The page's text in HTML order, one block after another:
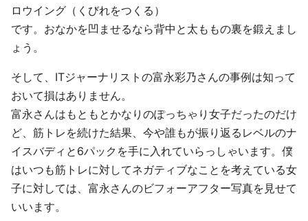
ロウイング（くびれをつくる）
です。おなかを凹ませるなら背中と太ももの裏を鍛えまし
ょう。
そして、ITジャーナリストの富永彩乃さんの事例は知って
おいて損はありません。
富永さんはもともとかなりのぽっちゃり女子だったのだけ
ど、筋トレを続けた結果、今や誰もが振り返るレベルのナ
イスバディと6パックを手に入れていらっしゃいます。僕
はいつも筋トレに対してネガティブなことを考えている女
子に対しては、富永さんのビフォーアフター写真を見せて
いいます。